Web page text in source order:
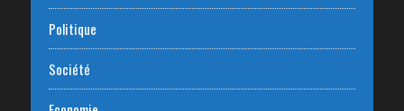
Politique
Société